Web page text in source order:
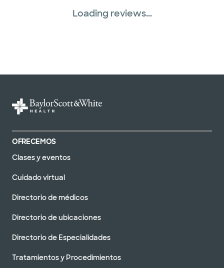
Loading reviews...
OFRECEMOS
Clases y eventos
Cuidado virtual
Directorio de médicos
Directorio de ubicaciones
Directorio de Especialidades
Tratamientos y Procedimientos